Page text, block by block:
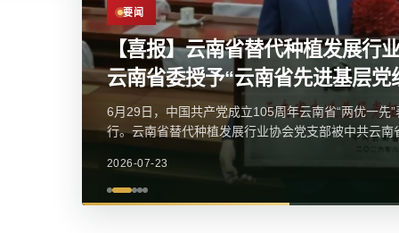
要闻
【喜报】云南省替代种植发展行
云南省委授予“云南省先进基层党
6月29日，中国共产党成立105周年云南省“两优一先
行。云南省替代种植发展行业协会党支部被中共云南
2026-07-23
要闻
我会党支部参加党的二十届四中
近日，我会党支部参加金碧街道党工委举办的学习贯
精神宣讲报告会。区委宣传部常务副部长、区委网信
2026-07-23